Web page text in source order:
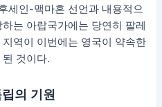
세인-맥마흔 선언과 내용적으
는 아랍국가에는 당연히 팔레
역이 이번에는 영국이 약속한
것이다.
의 기원